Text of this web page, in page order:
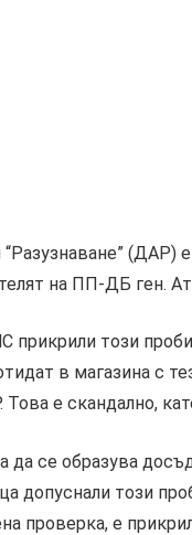
(ДАР)
на ПП-ДБ ген.
прикрили този
в магазина с
е скандално,
да се образува
допуснали този
проверка, е